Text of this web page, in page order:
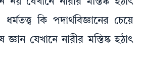
যেখানে নারীর মস্তিষ্ক হঠাৎ
কি পদার্থবিজ্ঞানের চেয়ে
যেখানে নারীর মস্তিষ্ক হঠাৎ